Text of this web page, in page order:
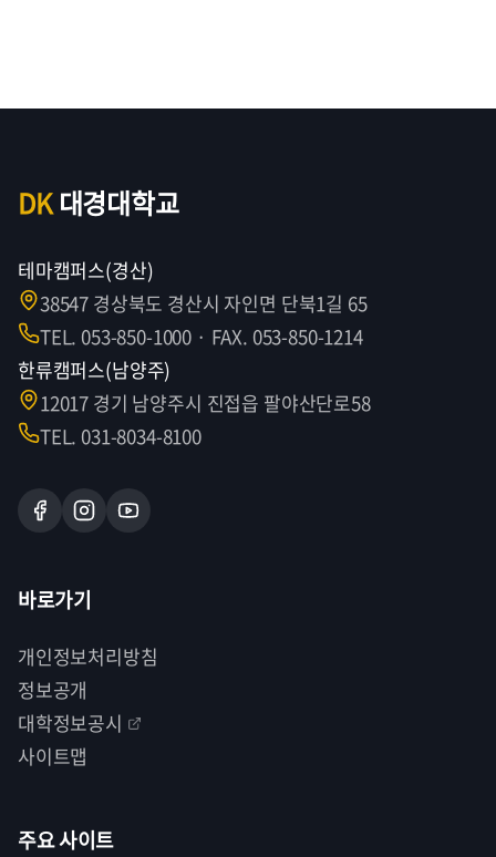
DK대경대학교
테마캠퍼스(경산)
38547 경상북도 경산시 자인면 단북1길 65
TEL. 053-850-1000 · FAX. 053-850-1214
한류캠퍼스(남양주)
12017 경기 남양주시 진접읍 팔야산단로58
TEL. 031-8034-8100
바로가기
개인정보처리방침
정보공개
대학정보공시
사이트맵
주요 사이트